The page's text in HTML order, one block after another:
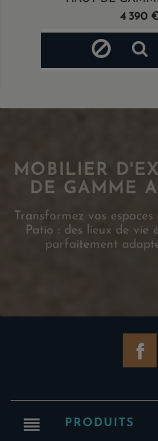
Prix
4 390 €
MOBILIER
DE GAMME
Transformez vos
Patio : des lieux de vie
parfaitement
reorder PRODUITS